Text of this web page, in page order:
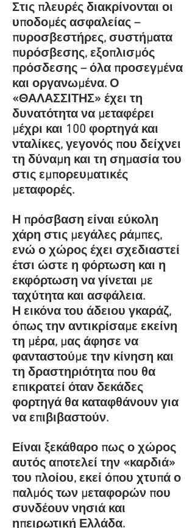
Στις πλευρές διακρίνονται οι
υποδομές ασφαλείας –
πυροσβεστήρες, συστήματα
πυρόσβεσης, εξοπλισμός
πρόσδεσης – όλα προσεγμένα
και οργανωμένα. Ο
«ΘΑΛΑΣΣΙΤΗΣ» έχει τη
δυνατότητα να μεταφέρει
μέχρι και 100 φορτηγά και
νταλίκες, γεγονός που δείχνει
τη δύναμη και τη σημασία του
στις εμπορευματικές
μεταφορές.
Η πρόσβαση είναι εύκολη
χάρη στις μεγάλες ράμπες,
ενώ ο χώρος έχει σχεδιαστεί
έτσι ώστε η φόρτωση και η
εκφόρτωση να γίνεται με
ταχύτητα και ασφάλεια.
Η εικόνα του άδειου γκαράζ,
όπως την αντικρίσαμε εκείνη
τη μέρα, μας άφησε να
φανταστούμε την κίνηση και
τη δραστηριότητα που θα
επικρατεί όταν δεκάδες
φορτηγά θα καταφθάνουν για
να επιβιβαστούν.
Είναι ξεκάθαρο πως ο χώρος
αυτός αποτελεί την «καρδιά»
του πλοίου, εκεί όπου χτυπά ο
παλμός των μεταφορών που
συνδέουν νησιά και
ηπειρωτική Ελλάδα.